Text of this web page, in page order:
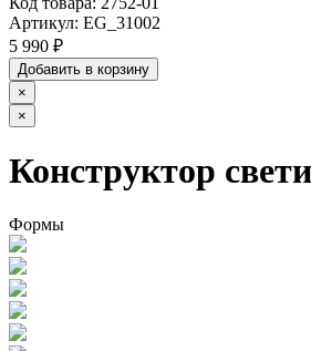
Артикул: EG_31002
5 990 ₽
Добавить в корзину
×
×
Конструктор
Формы